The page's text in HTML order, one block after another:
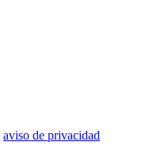
aviso de privacidad